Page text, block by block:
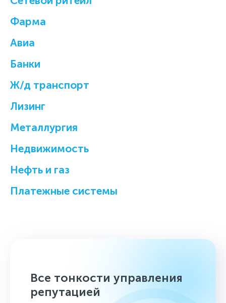
Фарма
Авиа
Банки
Ж/д транспорт
Лизинг
Металлургия
Недвижимость
Нефть и газ
Платежные системы
Все тонкости управления
репутацией